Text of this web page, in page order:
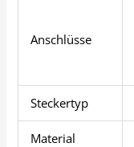
Anschlüsse
Steckertyp
Material